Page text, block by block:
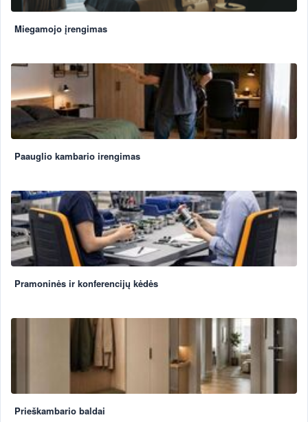
Miegamojo įrengimas
Paauglio kambario irengimas
Pramoninės ir konferencijų kėdės
Prieškambario baldai